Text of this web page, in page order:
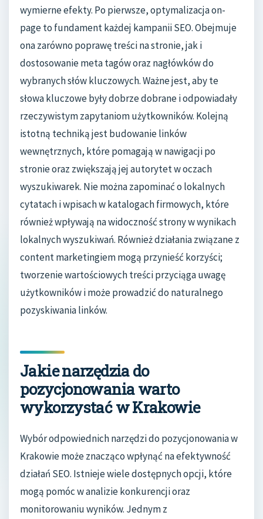
wymierne efekty. Po pierwsze, optymalizacja on-
page to fundament każdej kampanii SEO. Obejmuje
ona zarówno poprawę treści na stronie, jak i
dostosowanie meta tagów oraz nagłówków do
wybranych słów kluczowych. Ważne jest, aby te
słowa kluczowe były dobrze dobrane i odpowiadały
rzeczywistym zapytaniom użytkowników. Kolejną
istotną techniką jest budowanie linków
wewnętrznych, które pomagają w nawigacji po
stronie oraz zwiększają jej autorytet w oczach
wyszukiwarek. Nie można zapominać o lokalnych
cytatach i wpisach w katalogach firmowych, które
również wpływają na widoczność strony w wynikach
lokalnych wyszukiwań. Również działania związane z
content marketingiem mogą przynieść korzyści;
tworzenie wartościowych treści przyciąga uwagę
użytkowników i może prowadzić do naturalnego
pozyskiwania linków.
Jakie narzędzia do
pozycjonowania warto
wykorzystać w Krakowie
Wybór odpowiednich narzędzi do pozycjonowania w
Krakowie może znacząco wpłynąć na efektywność
działań SEO. Istnieje wiele dostępnych opcji, które
mogą pomóc w analizie konkurencji oraz
monitorowaniu wyników. Jednym z